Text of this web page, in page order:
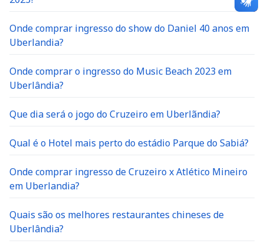
Onde comprar ingresso do show do Daniel 40 anos em
Uberlandia?
Onde comprar o ingresso do Music Beach 2023 em
Uberlândia?
Que dia será o jogo do Cruzeiro em Uberlãndia?
Qual é o Hotel mais perto do estádio Parque do Sabiá?
Onde comprar ingresso de Cruzeiro x Atlético Mineiro
em Uberlandia?
Quais são os melhores restaurantes chineses de
Uberlândia?